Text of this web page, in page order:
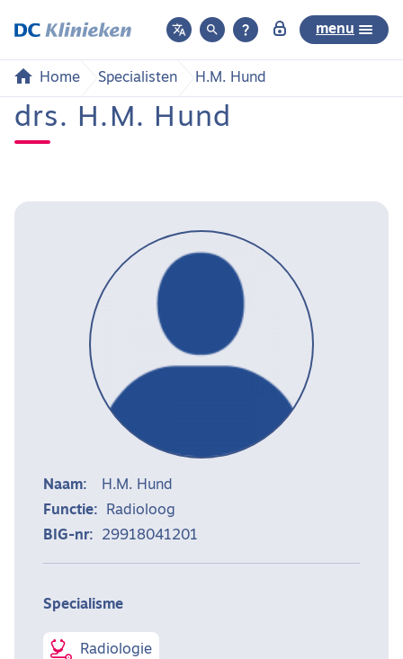
   menu
Home Specialisten H.M. Hund
drs. H.M. Hund
Naam:
H.M. Hund
Functie:
Radioloog
BIG-nr:
29918041201
Specialisme
Radiologie